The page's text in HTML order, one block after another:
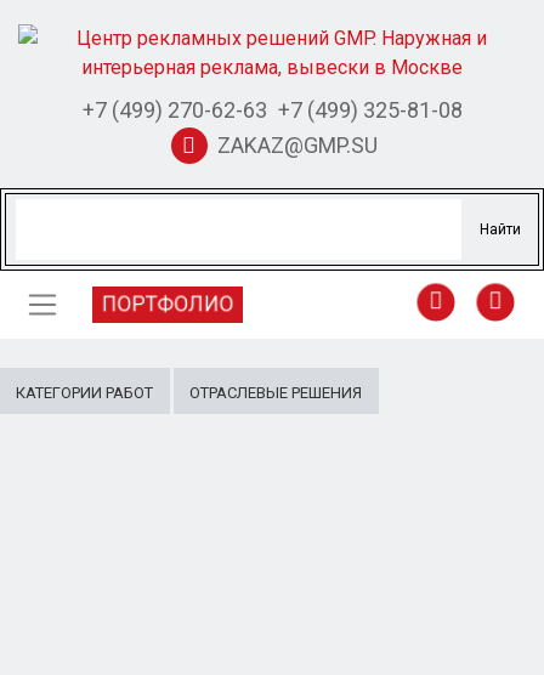
+7 (499) 270-62-63 +7 (499) 325-81-08
ZAKAZ@GMP.SU
ПОРТФОЛИО
КАТЕГОРИИ РАБОТ ОТРАСЛЕВЫЕ РЕШЕНИЯ